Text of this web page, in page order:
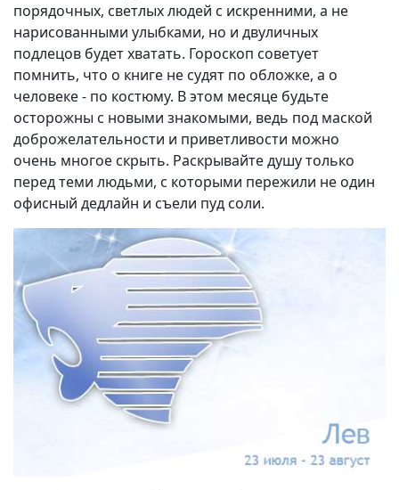
порядочных, светлых людей с искренними, а не
нарисованными улыбками, но и двуличных
подлецов будет хватать. Гороскоп советует
помнить, что о книге не судят по обложке, а о
человеке - по костюму. В этом месяце будьте
осторожны с новыми знакомыми, ведь под маской
доброжелательности и приветливости можно
очень многое скрыть. Раскрывайте душу только
перед теми людьми, с которыми пережили не один
офисный дедлайн и съели пуд соли.